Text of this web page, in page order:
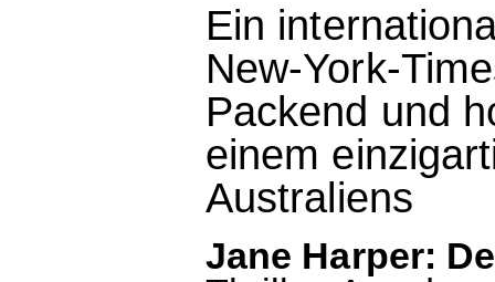
Ein
New-York-
Packend und
einem
Australiens
Jane Harper: